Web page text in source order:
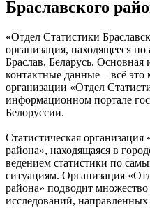
Браславского
«Отдел Статистики
организация, находящееся
Браслав, Беларусь.
контактные данные – всё
организации «Отдел
информационном портале
Белоруссии.
Статистическая
района», находящаяся в
ведением статистики по
ситуациям. Организация
района» подводит
исследований,